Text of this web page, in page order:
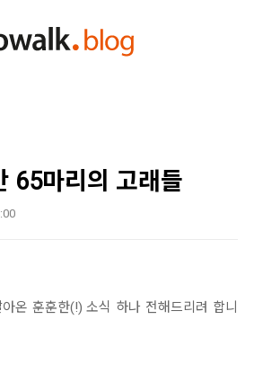
65마리의 고래들
온 훈훈한(!) 소식 하나 전해드리려 합니